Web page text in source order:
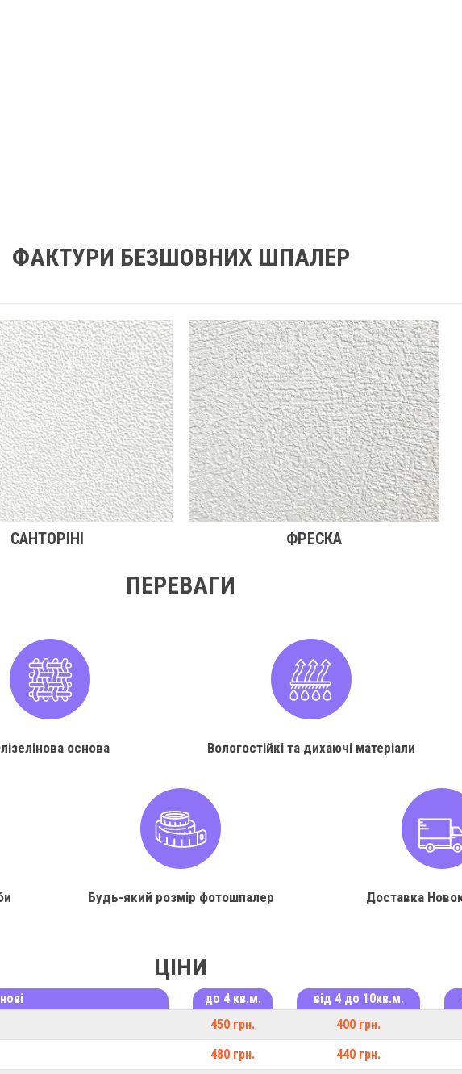
ФАКТУРИ БЕЗШОВНИХ ШПАЛЕР
САНТОРІНІ ФРЕСКА
ПЕРЕВАГИ
основа Вологостійкі та дихаючі матеріали
Будь-який розмір фотошпалер Доставка
ЦІНИ
до 4 кв.м. від 4 до 10кв.м.
450 грн.
400 грн.
480 грн.
440 грн.